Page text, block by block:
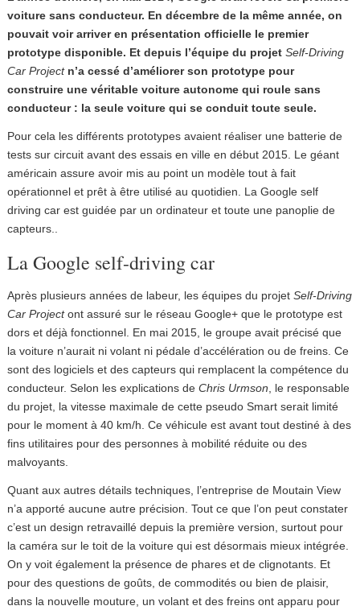
voiture sans conducteur. En décembre de la même année, on
pouvait voir arriver en présentation officielle le premier
prototype disponible. Et depuis l’équipe du projet Self-Driving
Car Projectn’a cessé d’améliorer son prototype pour
construire une véritable voiture autonome qui roule sans
conducteur : la seule voiture qui se conduit toute seule.
Pour cela les différents prototypes avaient réaliser une batterie de
tests sur circuit avant des essais en ville en début 2015. Le géant
américain assure avoir mis au point un modèle tout à fait
opérationnel et prêt à être utilisé au quotidien. La Google self
driving car est guidée par un ordinateur et toute une panoplie de
capteurs..
La Google self-driving car
Après plusieurs années de labeur, les équipes du projet Self-Driving
Car Projectont assuré sur le réseau Google+ que le prototype est
dors et déjà fonctionnel. En mai 2015, le groupe avait précisé que
la voiture n’aurait ni volant ni pédale d’accélération ou de freins. Ce
sont des logiciels et des capteurs qui remplacent la compétence du
conducteur. Selon les explications de Chris Urmson , le responsable
du projet, la vitesse maximale de cette pseudo Smart serait limité
pour le moment à 40 km/h. Ce véhicule est avant tout destiné à des
fins utilitaires pour des personnes à mobilité réduite ou des
malvoyants.
Quant aux autres détails techniques, l’entreprise de Moutain View
n’a apporté aucune autre précision. Tout ce que l’on peut constater
c’est un design retravaillé depuis la première version, surtout pour
la caméra sur le toit de la voiture qui est désormais mieux intégrée.
On y voit également la présence de phares et de clignotants. Et
pour des questions de goûts, de commodités ou bien de plaisir,
dans la nouvelle mouture, un volant et des freins ont apparu pour